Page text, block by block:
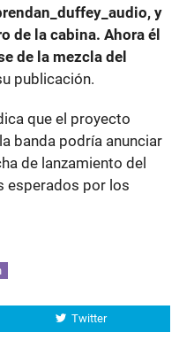
y
de la cabina. Ahora él
de la mezcla del
publicación.
que el proyecto
banda podría anunciar
de lanzamiento del
esperados por los
Twitter